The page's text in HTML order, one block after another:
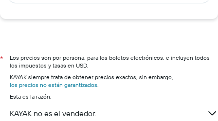
*
Los precios son por persona, para los boletos electrónicos, e incluyen todos
los impuestos y tasas en USD.
KAYAK siempre trata de obtener precios exactos, sin embargo,
los precios no están garantizados.
Esta es la razón:
KAYAK no es el vendedor.